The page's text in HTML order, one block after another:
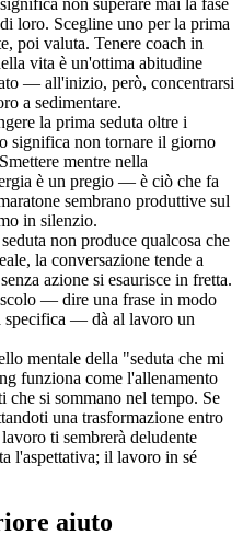
loro. Scegline uno per la prima
poi valuta. Tenere coach in
vita è un'ottima abitudine
— all'inizio, però, concentrarsi
a sedimentare.
la prima seduta oltre i
significa non tornare il giorno
mentre nella
è un pregio — è ciò che fa
sembrano produttive sul
in silenzio.
non produce qualcosa che
la conversazione tende a
azione si esaurisce in fretta.
— dire una frase in modo
specifica — dà al lavoro un
mentale della "seduta che mi
funziona come l'allenamento
si sommano nel tempo. Se
una trasformazione entro
ti sembrerà deludente
l'aspettativa; il lavoro in sé
aiuto